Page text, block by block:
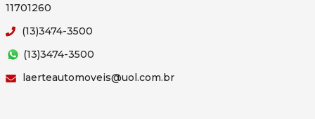
11701260
(13)3474-3500
(13)3474-3500
laerteautomoveis@uol.com.br